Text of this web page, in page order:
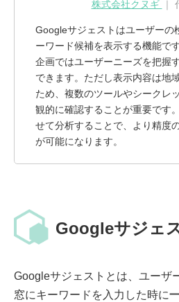
株式会社クヌギ
Googleサジェストはユーザーの
ーワード候補を表示する機能で
企画ではユーザーニーズを把握
できます。ただし表示内容は地
ため、複数のツールやシークレ
観的に確認することが重要です
せて分析することで、より精度
が可能になります。
Googleサジェ
Googleサジェストとは、ユーザ
窓にキーワードを入力した時に